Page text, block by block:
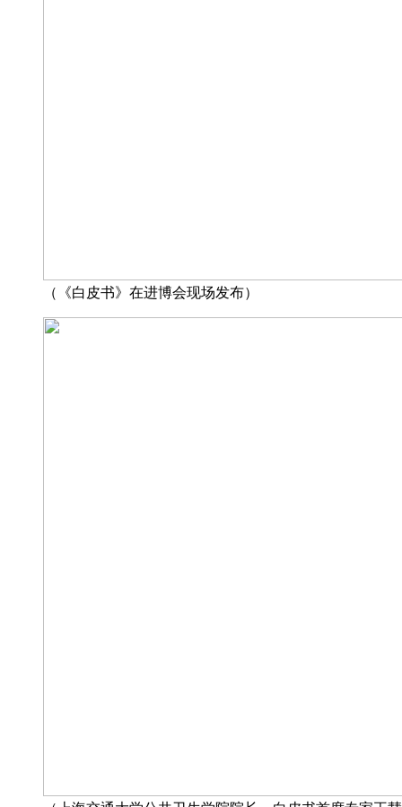
（《白皮书》在进博会现场发布）